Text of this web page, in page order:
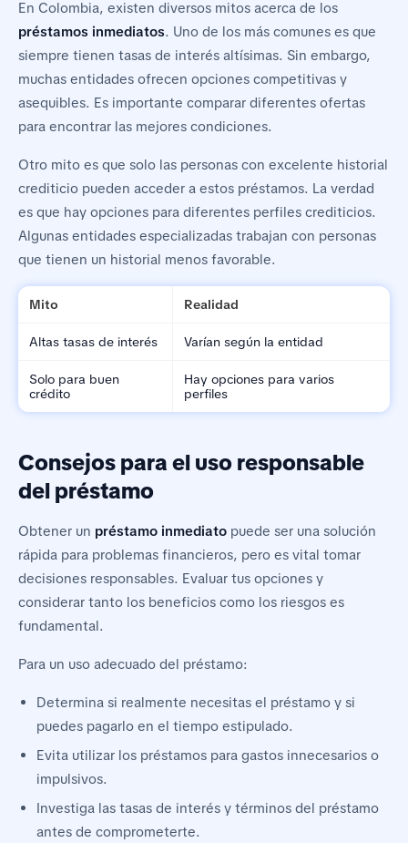
En Colombia, existen diversos mitos acerca de los
préstamos inmediatos. Uno de los más comunes es que
siempre tienen tasas de interés altísimas. Sin embargo,
muchas entidades ofrecen opciones competitivas y
asequibles. Es importante comparar diferentes ofertas
para encontrar las mejores condiciones.
Otro mito es que solo las personas con excelente historial
crediticio pueden acceder a estos préstamos. La verdad
es que hay opciones para diferentes perfiles crediticios.
Algunas entidades especializadas trabajan con personas
que tienen un historial menos favorable.
Mito Realidad
Altas tasas de interés Varían según la entidad
Solo para buen
crédito
Hay opciones para varios
perfiles
Consejos para el uso responsable
del préstamo
Obtener un préstamo inmediato puede ser una solución
rápida para problemas financieros, pero es vital tomar
decisiones responsables. Evaluar tus opciones y
considerar tanto los beneficios como los riesgos es
fundamental.
Para un uso adecuado del préstamo:
Determina si realmente necesitas el préstamo y si
puedes pagarlo en el tiempo estipulado.
Evita utilizar los préstamos para gastos innecesarios o
impulsivos.
Investiga las tasas de interés y términos del préstamo
antes de comprometerte.